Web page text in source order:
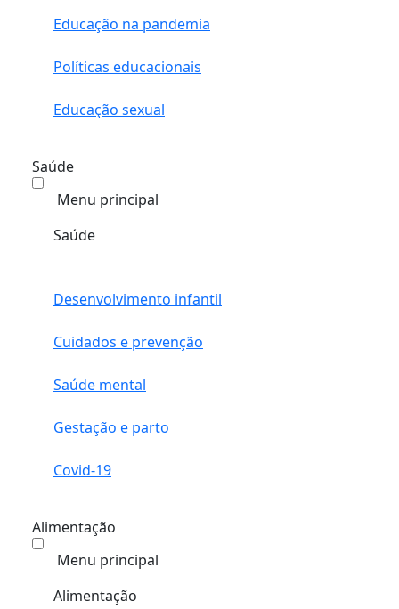
Educação na pandemia
Políticas educacionais
Educação sexual
Saúde
Menu principal
Saúde
Desenvolvimento infantil
Cuidados e prevenção
Saúde mental
Gestação e parto
Covid-19
Alimentação
Menu principal
Alimentação